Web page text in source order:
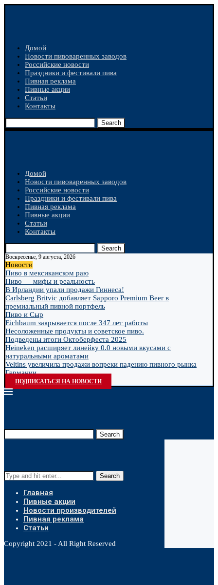
Домой
Новости пивоваренных заводов
Российские новости
Праздники и фестивали пива
Пивная реклама
Пивные акции
Статьи
Контакты
Search
Домой
Новости пивоваренных заводов
Российские новости
Праздники и фестивали пива
Пивная реклама
Пивные акции
Статьи
Контакты
Search
Воскресенье, 9 августа, 2026
Новости
Пиво в мексиканском раю
Пиво — мифы и реальность
В Ирландии упали продажи Гиннеса!
Carlsberg Britvic добавляет Sapporo Premium Beer в
премиальный пивной портфель
Пиво и Сыр
Eichbaum закрывается после 347 лет работы
Несоложенные продукты и советское пиво.
Подведены итоги Октоберфеста 2025
Heineken расширяет линейку 0.0 новыми вкусами с
натуральными ароматами
Veltins увеличила продажи вопреки падению пивного рынка
Германии
ПОДПИСАТЬСЯ НА НОВОСТИ
Search
Search
Главная
Пивные акции
Новости производителей
Пивная реклама
Статьи
Copyright 2021 - All Right Reserved